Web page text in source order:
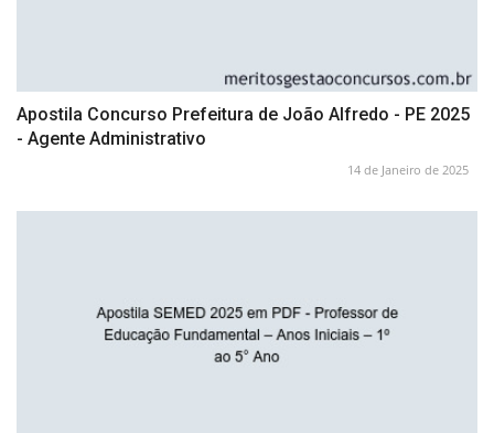
Apostila Concurso Prefeitura de João Alfredo - PE 2025
- Agente Administrativo
14 de Janeiro de 2025